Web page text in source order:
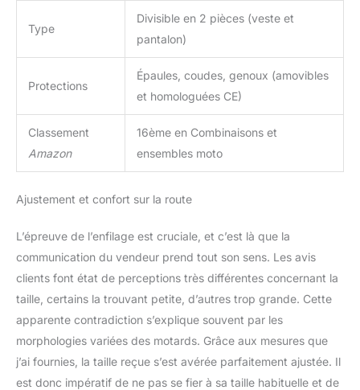
Type
Divisible en 2 pièces (veste et
pantalon)
Protections
Épaules, coudes, genoux (amovibles
et homologuées CE)
Classement
Amazon
16ème en Combinaisons et
ensembles moto
Ajustement et confort sur la route
L’épreuve de l’enfilage est cruciale, et c’est là que la
communication du vendeur prend tout son sens. Les avis
clients font état de perceptions très différentes concernant la
taille, certains la trouvant petite, d’autres trop grande. Cette
apparente contradiction s’explique souvent par les
morphologies variées des motards. Grâce aux mesures que
j’ai fournies, la taille reçue s’est avérée parfaitement ajustée. Il
est donc impératif de ne pas se fier à sa taille habituelle et de